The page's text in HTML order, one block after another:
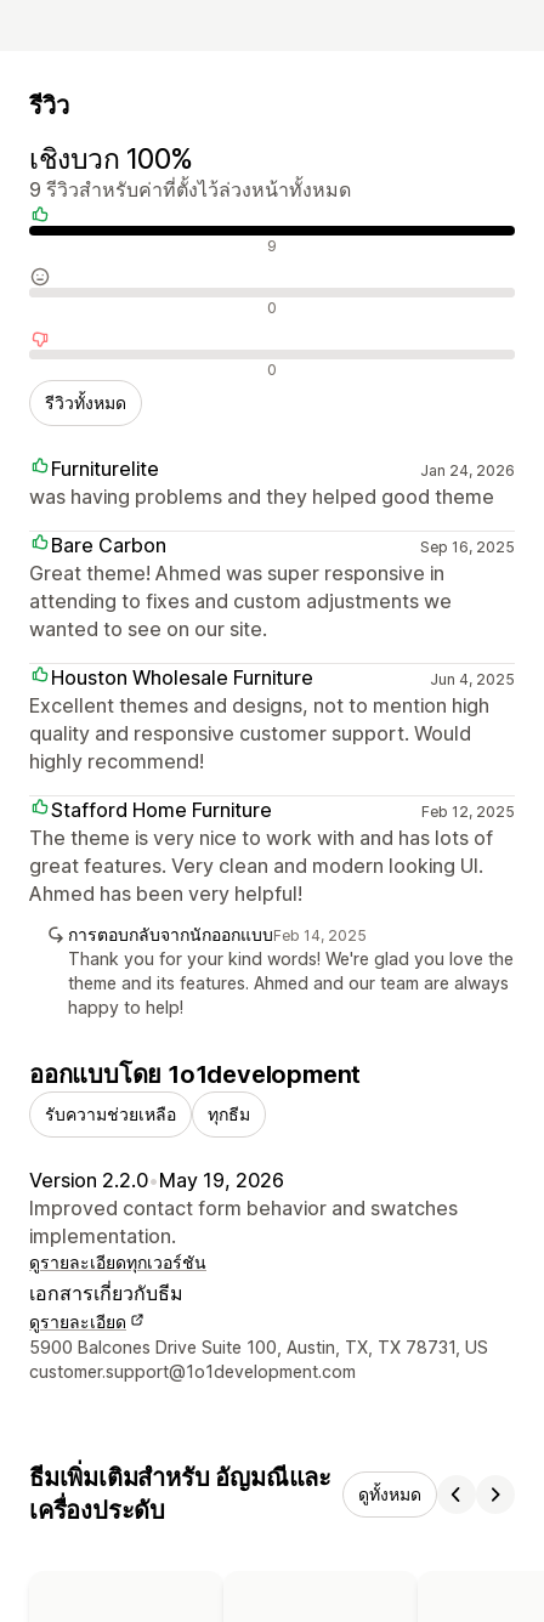
รีวิว
เชิงบวก 100%
9 รีวิวสำหรับค่าที่ตั้งไว้ล่วงหน้าทั้งหมด
รีวิวเชิงบวก 9
รีวิวที่เป็นกลาง 0
รีวิวเชิงลบ 0
รีวิวทั้งหมด
Furniturelite Jan 24, 2026
was having problems and they helped good theme
Bare Carbon
Sep 16, 2025
Great theme! Ahmed was super responsive in
attending to fixes and custom adjustments we
wanted to see on our site.
Houston Wholesale Furniture
Jun 4, 2025
Excellent themes and designs, not to mention high
quality and responsive customer support. Would
highly recommend!
Stafford Home Furniture
Feb 12, 2025
The theme is very nice to work with and has lots of
great features. Very clean and modern looking UI.
Ahmed has been very helpful!
การตอบกลับจากนักออกแบบFeb 14, 2025
Thank you for your kind words! We're glad you love the
theme and its features. Ahmed and our team are always
happy to help!
ออกแบบโดย 1o1development
รับความช่วยเหลือ ทุกธีม
Version 2.2.0•May 19, 2026
Improved contact form behavior and swatches
implementation.
ดูรายละเอียดทุกเวอร์ชัน
เอกสารเกี่ยวกับธีม
ดูรายละเอียด
รายละเอียดการติดต่อผู้ออกแบบ
5900 Balcones Drive Suite 100, Austin, TX, TX 78731, US
customer.support@1o1development.com
ธีมเพิ่มเติมสำหรับ อัญมณีและ
เครื่องประดับ
ดูทั้งหมด